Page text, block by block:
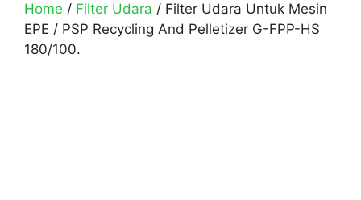
Home / Filter Udara / Filter Udara Untuk Mesin
EPE / PSP Recycling And Pelletizer G-FPP-HS
180/100.